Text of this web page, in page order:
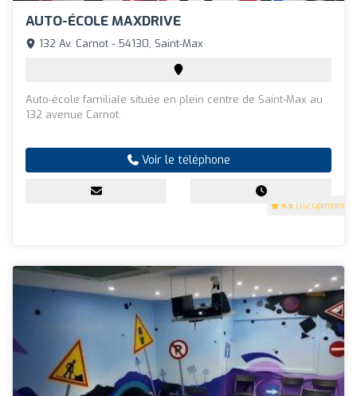
AUTO-ÉCOLE MAXDRIVE
4.5 (112 Opinions)
132 Av. Carnot - 54130, Saint-Max
Auto-école familiale située en plein centre de Saint-Max au
132 avenue Carnot.
Voir le téléphone